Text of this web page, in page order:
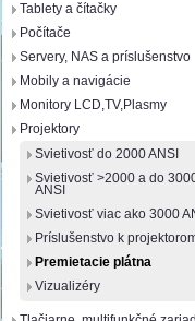
Tablety a čítačky
Počítače
Servery, NAS a príslušenstvo
Mobily a navigácie
Monitory LCD,TV,Plasmy
Projektory
Svietivosť do 2000 ANSI
Svietivosť >2000 a do
ANSI
Svietivosť viac ako 3000
Príslušenstvo k
Premietacie plátna
Vizualizéry